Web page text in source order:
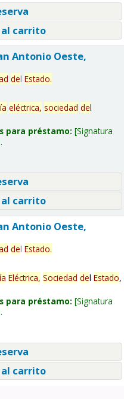
carrito
Antonio Oeste,
del Estado.
eléctrica, sociedad del
para préstamo: Signatura
carrito
Antonio Oeste,
del Estado.
Eléctrica, Sociedad del Estado,
para préstamo: Signatura
carrito